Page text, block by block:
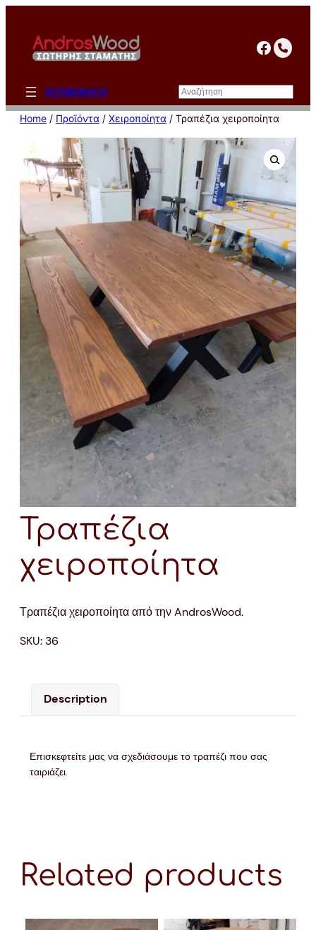
περιεχόμενο
ΚΟΥΦΩΜΑΤΑ Αναζήτηση
Home / Προϊόντα / Χειροποίητα / Τραπέζια χειροποίητα
Τραπέζια
χειροποίητα
Τραπέζια χειροποίητα από την AndrosWood.
SKU:36
Description
Επισκεφτείτε μας να σχεδιάσουμε το τραπέζι που σας
ταιριάζει.
Related products